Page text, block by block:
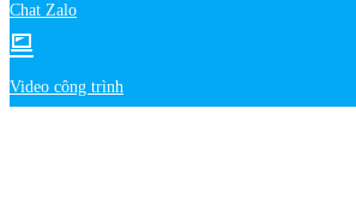
Chat Zalo
Video công trình